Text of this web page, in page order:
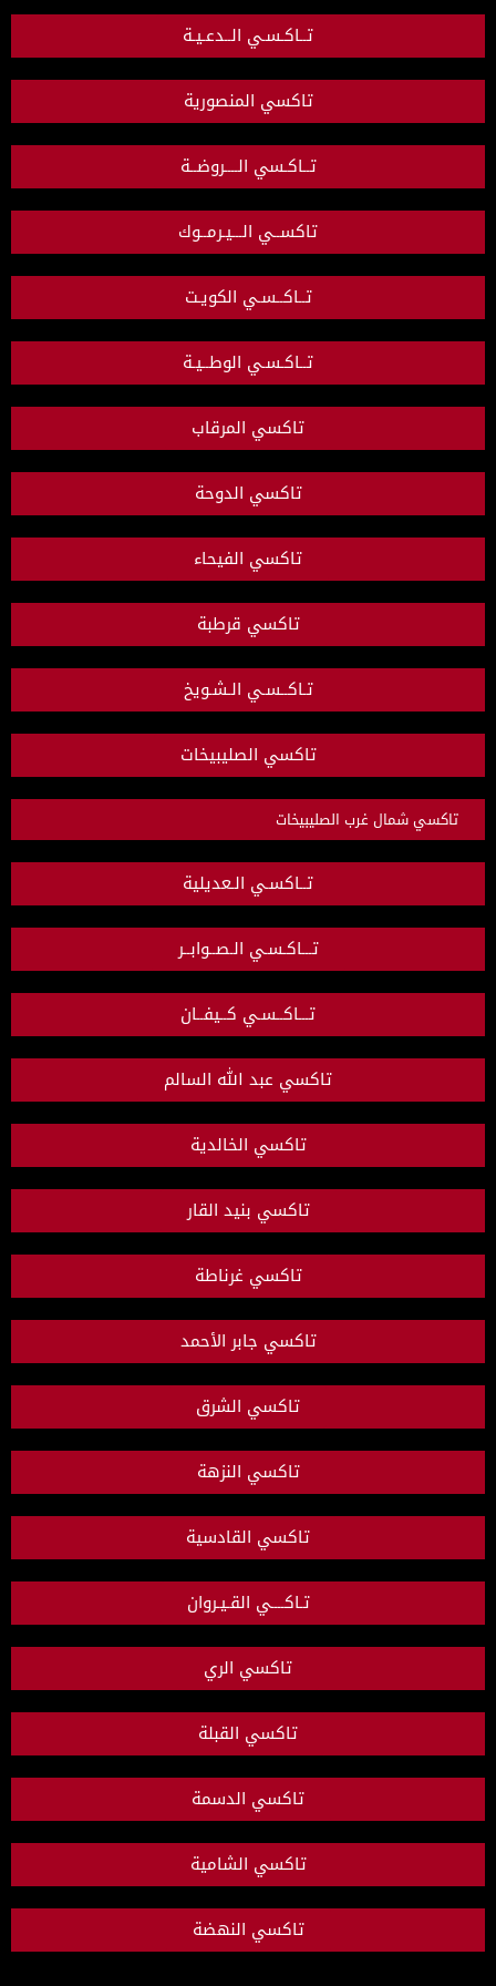
تــاكـسـي الــدعـيـة
تاكسي المنصورية
تــاكـسي الــــروضــة
تاكســي الـــيـرمــوك
تــاكــسـي الكويـت
تــاكـسـي الوطــيـة
تاكسي المرقاب
تاكسي الدوحة
تاكسي الفيحاء
تاكسي قرطبة
تـاكــسـي الـشـويخ
تاكسي الصليبيخات
تاكسي شمال غرب الصليبيخات
تــاكسـي الـعديلية
تـــاكـسـي الـصــوابــر
تـــاكــسـي كــيفــان
تاكسي عبد الله السالم
تاكسي الخالدية
تاكسي بنيد القار
تاكسي غرناطة
تاكسي جابر الأحمد
تاكسي الشرق
تاكسي النزهة
تاكسي القادسية
تـاكــــي القـيـروان
تاكسي الري
تاكسي القبلة
تاكسي الدسمة
تاكسي الشامية
تاكسي النهضة